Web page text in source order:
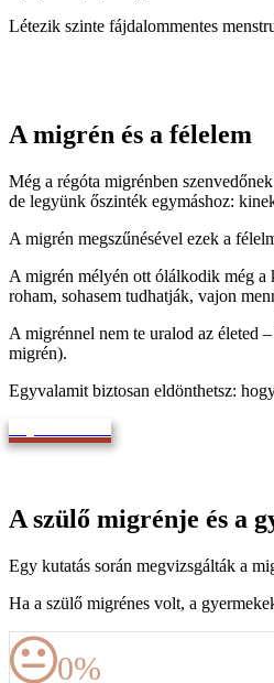
Létezik szinte fájdalommentes
A migrén és a félelem
Még a régóta migrénben
de legyünk őszinték egymáshoz:
A migrén megszűnésével ezek a
A migrén mélyén ott ólálkodik még a
roham, sohasem tudhatják, vajon
A migrénnel nem te uralod az életed
migrén).
Egyvalamit biztosan eldönthetsz:
A szülő migrénje és a
Egy kutatás során megvizsgálták a
Ha a szülő migrénes volt, a
0%